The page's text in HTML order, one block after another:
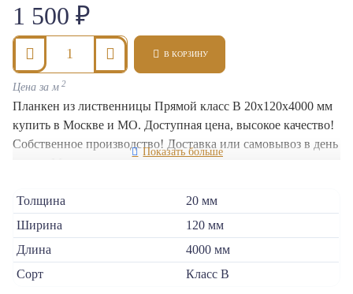
1 500 ₽
В КОРЗИНУ
Толщина
20 мм
Ширина
120 мм
Длина
4000 мм
Сорт
Класс В
Планкен из лиственницы Прямой класс В 20x120x4000 мм
купить в Москве и МО. Доступная цена, высокое качество!
Собственное производство! Доставка или самовывоз в день
Цена за м 2